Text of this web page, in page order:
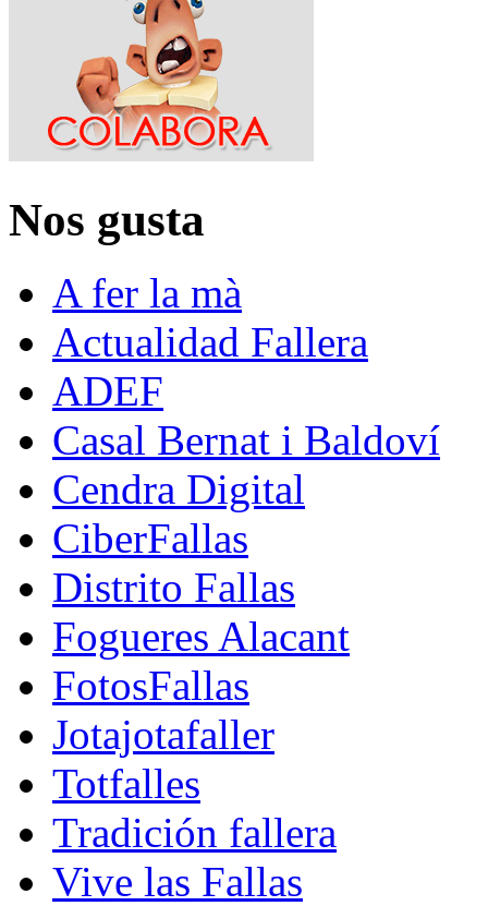
Nos gusta
A fer la mà
Actualidad Fallera
ADEF
Casal Bernat i Baldoví
Cendra Digital
CiberFallas
Distrito Fallas
Fogueres Alacant
FotosFallas
Jotajotafaller
Totfalles
Tradición fallera
Vive las Fallas